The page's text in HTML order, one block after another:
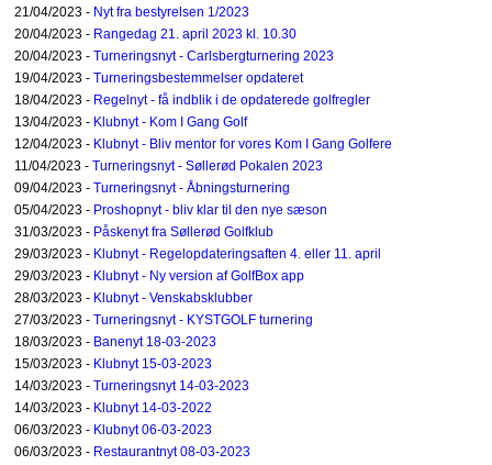
21/04/2023 - Nyt fra bestyrelsen 1/2023
20/04/2023 - Rangedag 21. april 2023 kl. 10.30
20/04/2023 - Turneringsnyt - Carlsbergturnering 2023
19/04/2023 - Turneringsbestemmelser opdateret
18/04/2023 - Regelnyt - få indblik i de opdaterede golfregler
13/04/2023 - Klubnyt - Kom I Gang Golf
12/04/2023 - Klubnyt - Bliv mentor for vores Kom I Gang Golfere
11/04/2023 - Turneringsnyt - Søllerød Pokalen 2023
09/04/2023 - Turneringsnyt - Åbningsturnering
05/04/2023 - Proshopnyt - bliv klar til den nye sæson
31/03/2023 - Påskenyt fra Søllerød Golfklub
29/03/2023 - Klubnyt - Regelopdateringsaften 4. eller 11. april
29/03/2023 - Klubnyt - Ny version af GolfBox app
28/03/2023 - Klubnyt - Venskabsklubber
27/03/2023 - Turneringsnyt - KYSTGOLF turnering
18/03/2023 - Banenyt 18-03-2023
15/03/2023 - Klubnyt 15-03-2023
14/03/2023 - Turneringsnyt 14-03-2023
14/03/2023 - Klubnyt 14-03-2022
06/03/2023 - Klubnyt 06-03-2023
06/03/2023 - Restaurantnyt 08-03-2023